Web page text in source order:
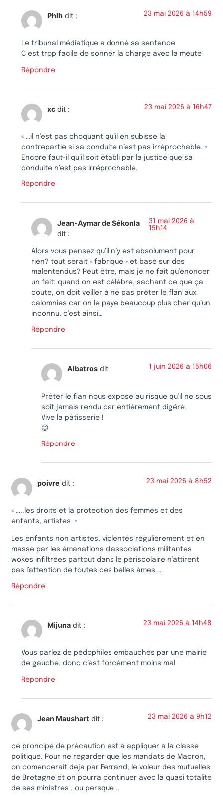
Phlh dit : 23 mai 2026 à 14h59
Le tribunal médiatique a donné sa sentence
C est trop facile de sonner la charge avec la meute
Répondre
xc dit : 23 mai 2026 à 16h47
« …il n’est pas choquant qu’il en subisse la
contrepartie si sa conduite n’est pas irréprochable. »
Encore faut-il qu’il soit établi par la justice que sa
conduite n’est pas irréprochable.
Répondre
Jean-Aymar de Sékonla
dit :
31 mai 2026 à
15h14
Alors vous pensez qu’il n’y est absolument pour
rien? tout serait « fabriqué » et basé sur des
malentendus? Peut être, mais je ne fait qu’énoncer
un fait: quand on est célèbre, sachant ce que ça
coute, on doit veiller à ne pas prêter le flan aux
calomnies car on le paye beaucoup plus cher qu’un
inconnu, c’est ainsi…
Répondre
Albatros dit : 1 juin 2026 à 15h06
Prêter le flan nous expose au risque qu’il ne sous
soit jamais rendu car entièrement digéré.
Vive la pâtisserie !
😉
Répondre
poivre dit : 23 mai 2026 à 8h52
« …..les droits et la protection des femmes et des
enfants, artistes »
Les enfants non artistes, violentés régulièrement et en
masse par les émanations d’associations militantes
wokes infiltrées partout dans le périscolaire n’attirent
pas l’attention de toutes ces belles âmes….
Répondre
Mijuna dit : 23 mai 2026 à 14h48
Vous parlez de pédophiles embauchés par une mairie
de gauche, donc c’est forcément moins mal
Répondre
Jean Maushart dit : 23 mai 2026 à 9h12
ce proncipe de précaution est a appliquer a la classe
politique. Pour ne regarder que les mandats de Macron,
on comencerait deja par Ferrand, le voleur des mutuelles
de Bretagne et on pourra continuer avec la quasi totalite
de ses ministres , ou persque ..